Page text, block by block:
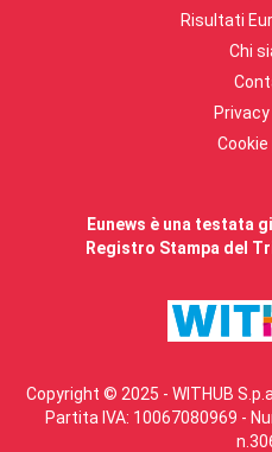
Risultati
Chi
Eunews è una testata
Registro Stampa del
Copyright © 2025 - WITHUB
Partita IVA: 10067080969 -